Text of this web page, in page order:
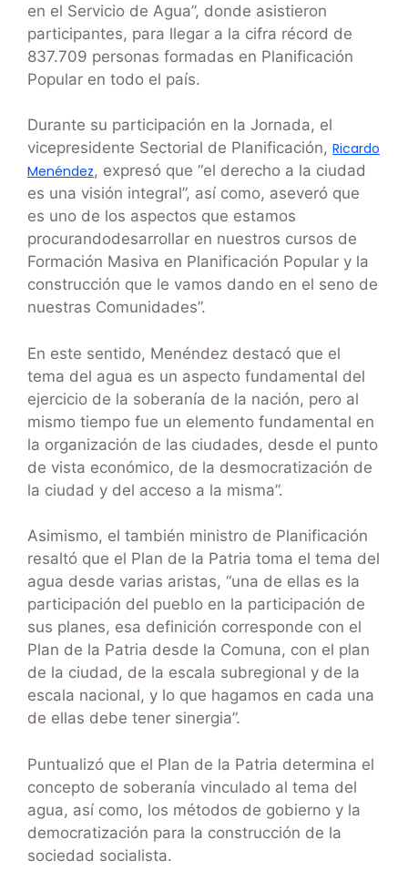
en el Servicio de Agua”, donde asistieron
participantes, para llegar a la cifra récord de
837.709 personas formadas en Planificación
Popular en todo el país.
Durante su participación en la Jornada, el
vicepresidente Sectorial de Planificación, Ricardo
Menéndez, expresó que “el derecho a la ciudad
es una visión integral”, así como, aseveró que
es uno de los aspectos que estamos
procurandodesarrollar en nuestros cursos de
Formación Masiva en Planificación Popular y la
construcción que le vamos dando en el seno de
nuestras Comunidades”.
En este sentido, Menéndez destacó que el
tema del agua es un aspecto fundamental del
ejercicio de la soberanía de la nación, pero al
mismo tiempo fue un elemento fundamental en
la organización de las ciudades, desde el punto
de vista económico, de la desmocratización de
la ciudad y del acceso a la misma”.
Asimismo, el también ministro de Planificación
resaltó que el Plan de la Patria toma el tema del
agua desde varias aristas, “una de ellas es la
participación del pueblo en la participación de
sus planes, esa definición corresponde con el
Plan de la Patria desde la Comuna, con el plan
de la ciudad, de la escala subregional y de la
escala nacional, y lo que hagamos en cada una
de ellas debe tener sinergia”.
Puntualizó que el Plan de la Patria determina el
concepto de soberanía vinculado al tema del
agua, así como, los métodos de gobierno y la
democratización para la construcción de la
sociedad socialista.